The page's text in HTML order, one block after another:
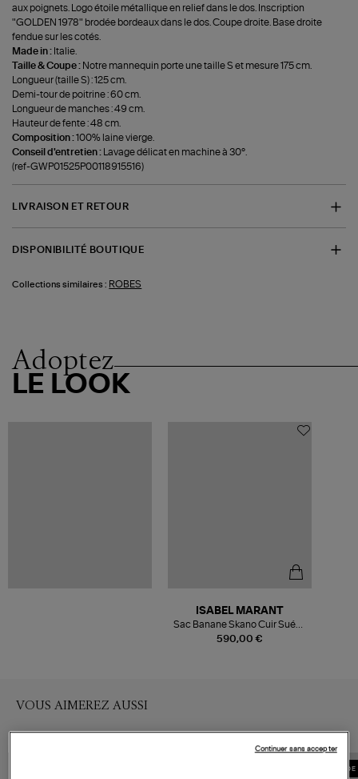
aux poignets. Logo étoile métallique en relief dans le dos. Inscription
"GOLDEN 1978" brodée bordeaux dans le dos. Coupe droite. Base droite
fendue sur les cotés.
Made in : Italie.
Taille & Coupe : Notre mannequin porte une taille S et mesure 175 cm.
Longueur (taille S) : 125 cm.
Demi-tour de poitrine : 60 cm.
Longueur de manches : 49 cm.
Hauteur de fente : 48 cm.
Composition :100% laine vierge.
Conseil d'entretien : Lavage délicat en machine à 30°.
(ref-GWP01525P00118915516)
LIVRAISON ET RETOUR
DISPONIBILITÉ BOUTIQUE
Collections similaires : ROBES
Adoptez
LE LOOK
590,00 €
ISABEL MARANT
Sac Banane Skano Cuir Suédé
Noir
VOUS AIMEREZ AUSSI
Continuer sans accepter